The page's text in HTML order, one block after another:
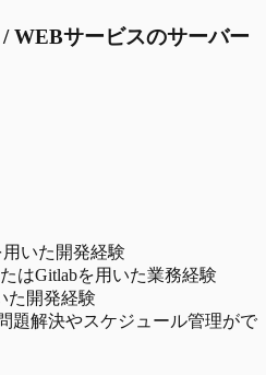
WEBサービスのサーバー
用いた開発経験
はGitlabを用いた業務経験
た開発経験
題解決やスケジュール管理がで